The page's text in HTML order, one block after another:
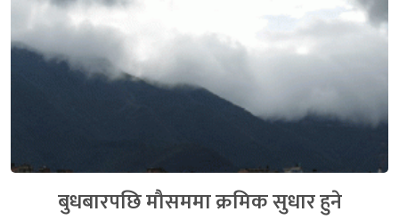
बुधबारपछि मौसममा क्रमिक सुधार हुने